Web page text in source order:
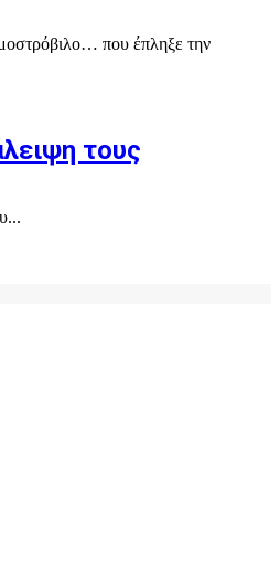
που έπληξε την
τους